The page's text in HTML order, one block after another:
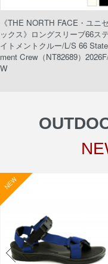
《THE NORTH FACE・ユニセ
ックス》ロングスリーブ66ステ
イトメントクルー/L/S 66 State
ment Crew（NT82689）
W
NEW